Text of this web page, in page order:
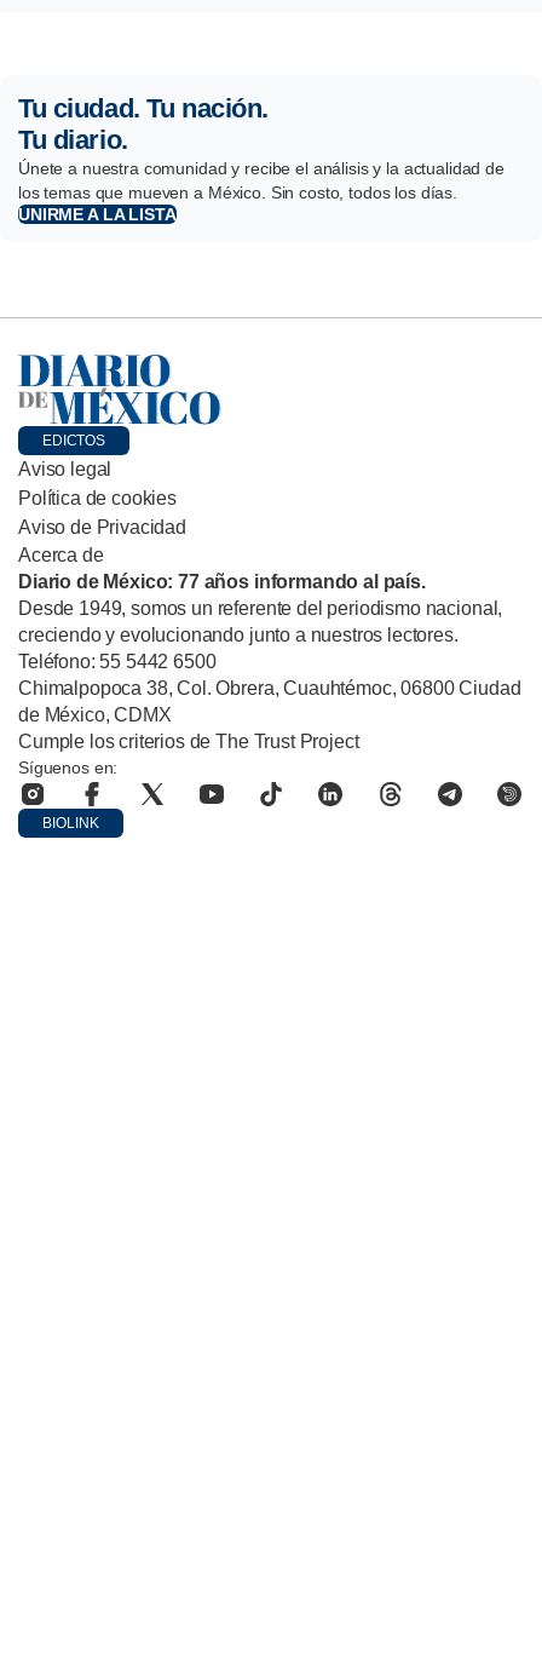
Tu ciudad. Tu nación.
Tu diario.
Únete a nuestra comunidad y recibe el análisis y la actualidad de
los temas que mueven a México. Sin costo, todos los días.
UNIRME A LA LISTA
EDICTOS
Aviso legal
Política de cookies
Aviso de Privacidad
Acerca de
Diario de México: 77 años informando al país.
Desde 1949, somos un referente del periodismo nacional,
creciendo y evolucionando junto a nuestros lectores.
Teléfono: 55 5442 6500
Chimalpopoca 38, Col. Obrera, Cuauhtémoc, 06800 Ciudad
de México, CDMX
Cumple los criterios de The Trust Project
Síguenos en:
BIOLINK